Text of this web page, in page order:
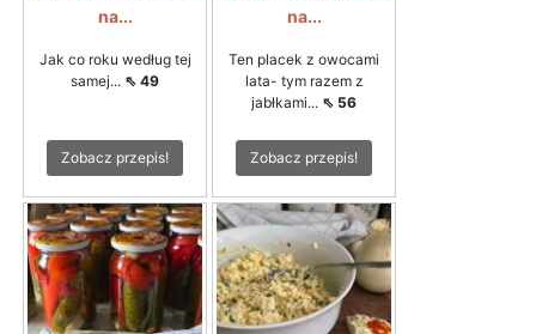
na...
Jak co roku według tej
samej... ⇖ 49
Zobacz przepis!
na...
Ten placek z owocami
lata- tym razem z
jabłkami... ⇖ 56
Zobacz przepis!